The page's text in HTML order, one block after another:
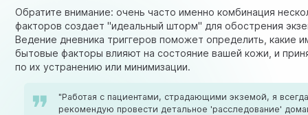
Обратите внимание: очень часто именно комбинация
факторов создает "идеальный шторм" для обострения
Ведение дневника триггеров поможет определить, какие
бытовые факторы влияют на состояние вашей кожи, и
по их устранению или минимизации.
"Работая с пациентами, страдающими экземой, я
рекомендую провести детальное 'расследование'